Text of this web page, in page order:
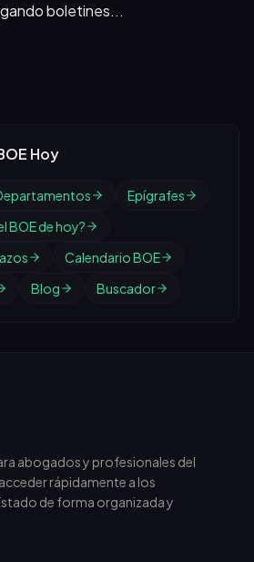
boletines...
Hoy
Epígrafes
BOE de hoy?
Calendario BOE
Blog Buscador
abogados y profesionales del
rápidamente a los
de forma organizada y